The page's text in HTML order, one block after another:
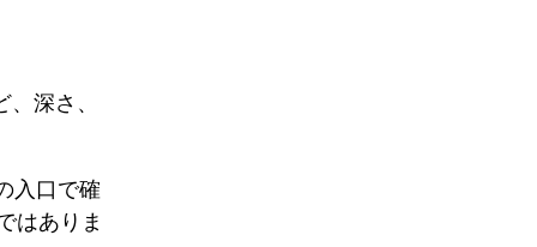
深さ、
入口で確
はありま